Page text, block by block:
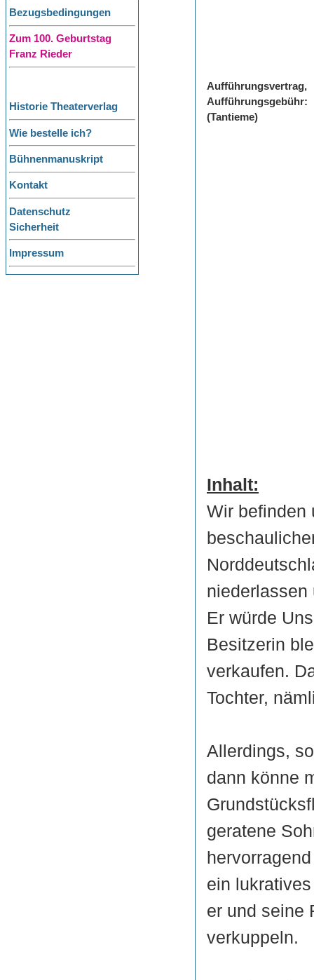
Bezugsbedingungen
Zum 100. Geburtstag
Franz Rieder
Historie Theaterverlag
Wie bestelle ich?
Bühnenmanuskript
Kontakt
Datenschutz
Sicherheit
Impressum
Aufführungsvertrag,
Aufführungsgebühr:
(Tantieme)
Inhalt:
Wir befinden
niederlassen
Er würde
Besitzerin
verkaufen.
Tochter,
Allerdings,
dann könne
geratene
ein
er und seine
verkuppeln.